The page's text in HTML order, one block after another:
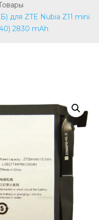
для ZTE Nubia Z11 mini
2830 mAh